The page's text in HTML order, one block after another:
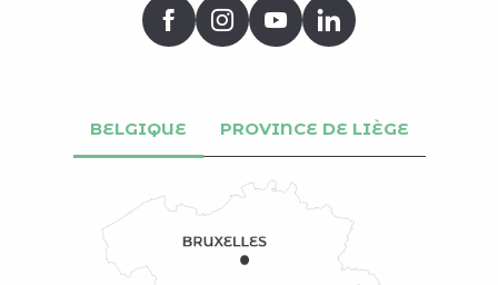
BELGIQUE PROVINCE DE LIÈGE